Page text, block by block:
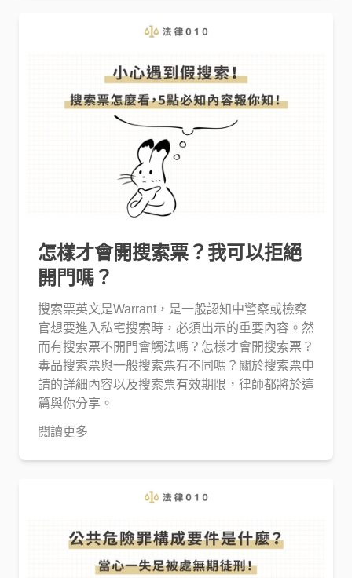
怎樣才會開搜索票？我可以拒絕
開門嗎？
搜索票英文是Warrant，是一般認知中警察或檢察
官想要進入私宅搜索時，必須出示的重要內容。然
而有搜索票不開門會觸法嗎？怎樣才會開搜索票？
毒品搜索票與一般搜索票有不同嗎？關於搜索票申
請的詳細內容以及搜索票有效期限，律師都將於這
篇與你分享。
閱讀更多